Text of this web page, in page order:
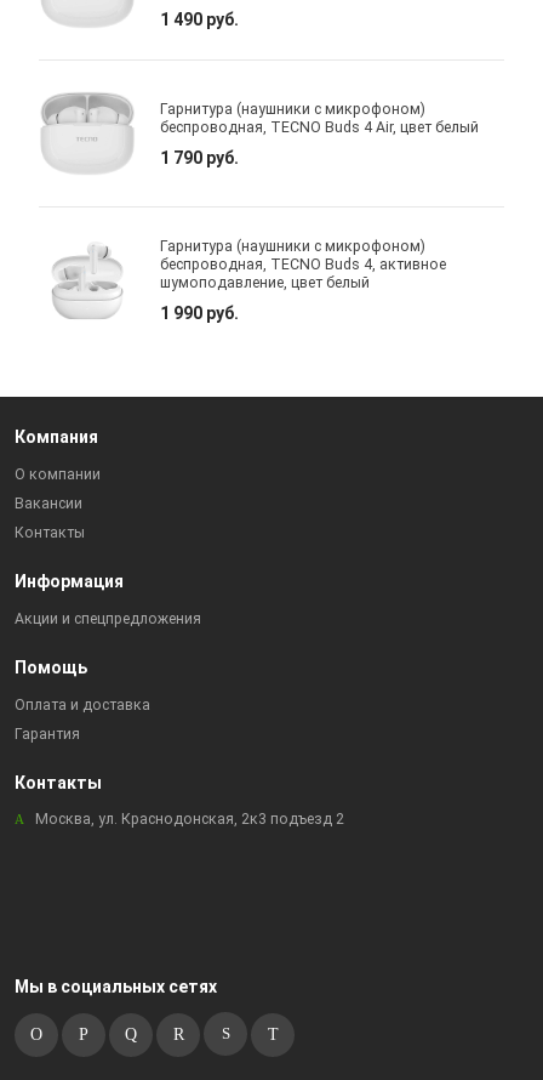
1 490 руб.
Гарнитура (наушники с микрофоном)
беспроводная, TECNO Buds 4 Air, цвет белый
1 790 руб.
Гарнитура (наушники с микрофоном)
беспроводная, TECNO Buds 4, активное
шумоподавление, цвет белый
1 990 руб.
Компания
О компании
Вакансии
Контакты
Информация
Акции и спецпредложения
Помощь
Оплата и доставка
Гарантия
Контакты
Москва, ул. Краснодонская, 2к3 подъезд 2
Мы в социальных сетях